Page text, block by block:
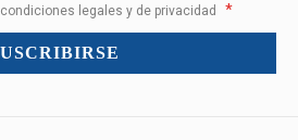
condiciones legales y de privacidad *